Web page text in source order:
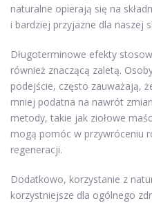
naturalne opierają się na
i bardziej przyjazne dla naszej
Długoterminowe efekty
również znaczącą zaletą.
podejście, często zauważają,
mniej podatna na nawrót
metody, takie jak ziołowe
mogą pomóc w przywróceniu
regeneracji.
Dodatkowo, korzystanie z
korzystniejsze dla ogólnego